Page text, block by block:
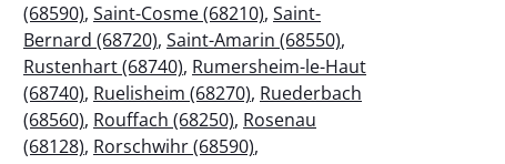
(68590), Saint-Cosme (68210), Saint-
Bernard (68720), Saint-Amarin (68550),
Rustenhart (68740), Rumersheim-le-Haut
(68740), Ruelisheim (68270), Ruederbach
(68560), Rouffach (68250), Rosenau
(68128), Rorschwihr (68590),